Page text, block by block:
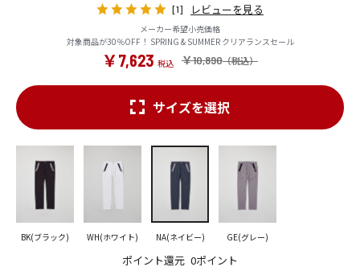
[1] レビューを見る
メーカー希望小売価格
対象商品が30％OFF！ SPRING & SUMMER クリアランスセール
￥10,890
￥7,623
ポイント還元 0ポイント
サイズを選択
BK(ブラック) WH(ホワイト) NA(ネイビー) GE(グレー)